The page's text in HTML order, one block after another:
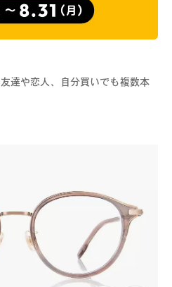
達や恋人、自分買いでも複数本